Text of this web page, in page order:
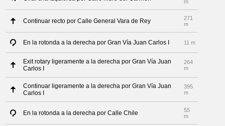
m
Continuar recto por Calle General Vara de Rey
271
m
En la rotonda a la derecha por Gran Vía Juan Carlos I 11 m
Exit rotary ligeramente a la derecha por Gran Vía Juan
Carlos I
264
m
Continuar ligeramente a la derecha por Gran Vía Juan
Carlos I
395
m
En la rotonda a la derecha por Calle Chile
55
m